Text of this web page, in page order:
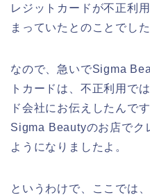
レジットカードが不正利
まっていたとのことでした
なので、急いでSigma
トカードは、不正利用で
ド会社にお伝えしたんで
Sigma Beautyのお店でク
ようになりましたよ。
というわけで、ここでは